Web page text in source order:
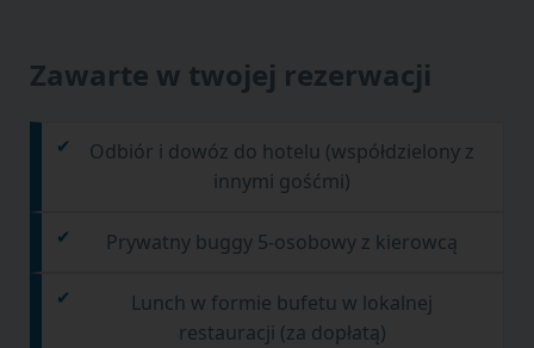
Zawarte w twojej rezerwacji
Odbiór i dowóz do hotelu (współdzielony z
innymi gośćmi)
Prywatny buggy 5-osobowy z kierowcą
Lunch w formie bufetu w lokalnej
restauracji (za dopłatą)